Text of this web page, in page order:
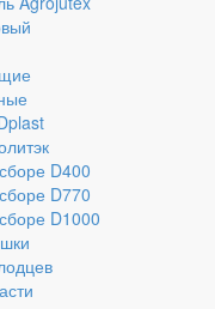
D400
D770
D1000